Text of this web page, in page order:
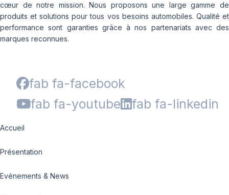
cœur de notre mission. Nous proposons une large gamme de
produits et solutions pour tous vos besoins automobiles. Qualité et
performance sont garanties grâce à nos partenariats avec des
marques reconnues.
fab fa-facebook
fab fa-youtube
fab fa-linkedin
Accueil
Présentation
Evénements & News